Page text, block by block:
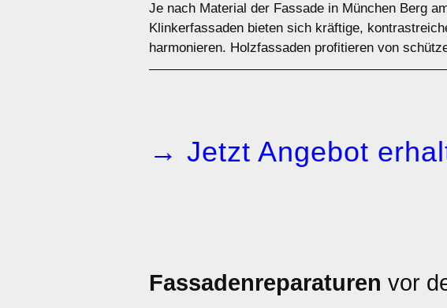
Je nach Material der Fassade in München Berg
Klinkerfassaden bieten sich kräftige,
harmonieren. Holzfassaden profitieren von
→ Jetzt Angebot
Fassadenreparaturen vor